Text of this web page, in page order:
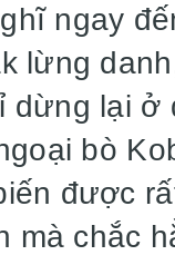
ngay
lừng
dừng lại ở
bò
được
mà chắc